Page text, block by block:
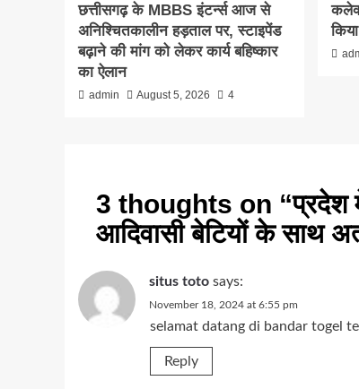
छत्तीसगढ़ के MBBS इंटर्न्स आज से
अनिश्चितकालीन हड़ताल पर, स्टाइपेंड
बढ़ाने की मांग को लेकर कार्य बहिष्कार
का ऐलान
admin August 5, 2026 4
3 thoughts on “प्रदेश
आदिवासी बेटियों के साथ
situs toto says:
November 18, 2024 at 6:55 pm
selamat datang di bandar togel
Reply